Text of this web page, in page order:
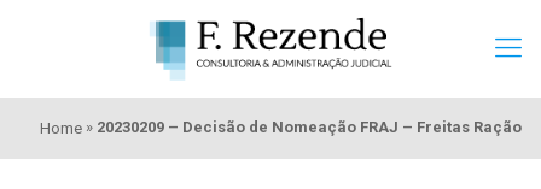
Home » 20230209 – Decisão de Nomeação FRAJ – Freitas Ração